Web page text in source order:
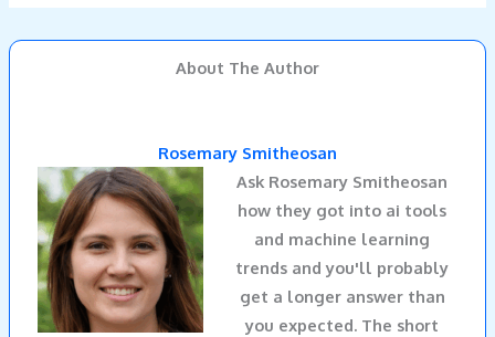
About The Author
Rosemary Smitheosan
Ask Rosemary Smitheosan
how they got into ai tools
and machine learning
trends and you'll probably
get a longer answer than
you expected. The short